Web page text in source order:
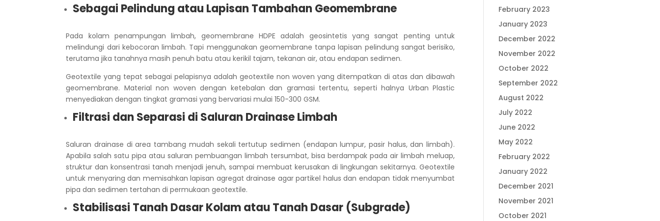
Sebagai Pelindung atau Lapisan Tambahan Geomembrane
Pada kolam penampungan limbah, geomembrane HDPE adalah geosintetis yang sangat penting untuk
melindungi dari kebocoran limbah. Tapi menggunakan geomembrane tanpa lapisan pelindung sangat berisiko,
terutama jika tanahnya masih penuh batu atau kerikil tajam, tekanan air, atau endapan sedimen.
Geotextile yang tepat sebagai pelapisnya adalah geotextile non woven yang ditempatkan di atas dan dibawah
geomembrane. Material non woven dengan ketebalan dan gramasi tertentu, seperti halnya Urban Plastic
menyediakan dengan tingkat gramasi yang bervariasi mulai 150-300 GSM.
Filtrasi dan Separasi di Saluran Drainase Limbah
Saluran drainase di area tambang mudah sekali tertutup sedimen (endapan lumpur, pasir halus, dan limbah).
Apabila salah satu pipa atau saluran pembuangan limbah tersumbat, bisa berdampak pada air limbah meluap,
struktur dan konsentrasi tanah menjadi jenuh, sampai membuat kerusakan di lingkungan sekitarnya.Geotextile
untuk menyaring dan memisahkan lapisan agregat drainase agar partikel halus dan endapan tidak menyumbat
pipa dan sedimen tertahan di permukaan geotextile.
Stabilisasi Tanah Dasar Kolam atau Tanah Dasar (Subgrade)
February 2023
January 2023
December 2022
November 2022
October 2022
September 2022
August 2022
July 2022
June 2022
May 2022
February 2022
January 2022
December 2021
November 2021
October 2021